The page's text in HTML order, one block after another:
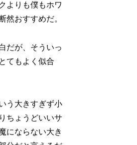
よりも僕もホワ
然おすすめだ。
だが、そういっ
てもよく似合
う大きすぎず小
ちょうどいいサ
にならない大き